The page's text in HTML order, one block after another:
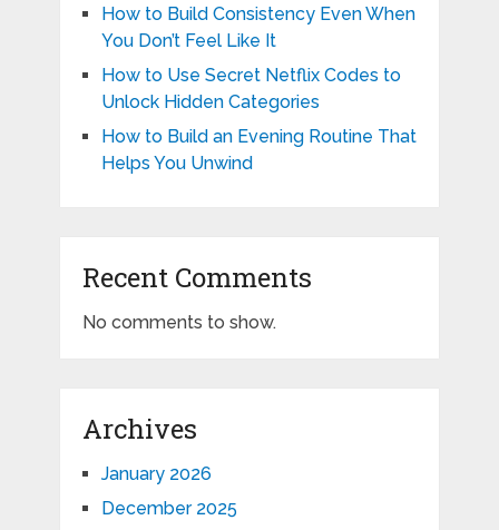
How to Build Consistency Even When
You Don’t Feel Like It
How to Use Secret Netflix Codes to
Unlock Hidden Categories
How to Build an Evening Routine That
Helps You Unwind
Recent Comments
No comments to show.
Archives
January 2026
December 2025